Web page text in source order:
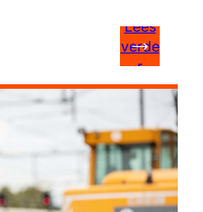
Lees
verde
r